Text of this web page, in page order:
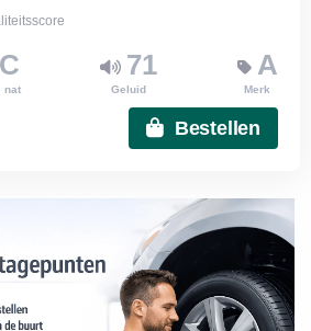
C
nat
71
Geluid
A
Merk
Bestellen